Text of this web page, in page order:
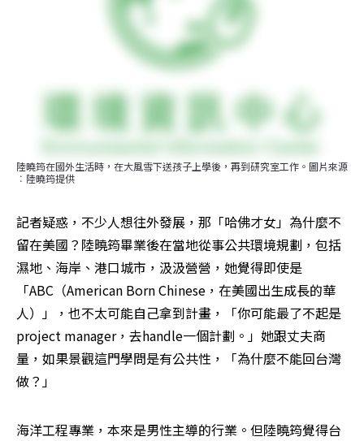
陸曉筠在國外生活時，在大風雪下送孩子上學後，再到研究室工作。圖片來源
︰陸曉筠提供
記者疑惑，不少人想往外發展，那「哈佛才女」為什麼不
留在美國？陸曉筠畢業後在當地從事公共環境規劃，包括
濕地、海岸、港口城市，汲汲營營，她覺得即使是
「ABC（American Born Chinese，在美國出生成長的華
人）」，也不太可能自己拿到計畫，「你可能最了不起是
project manager，去handle一個計劃。」她跟丈夫商
量，如果景觀這門學問是有公共性，「為什麼不能回台灣
做？」
海洋工程專業，本來是男性主導的行業。但陸曉筠覺得台